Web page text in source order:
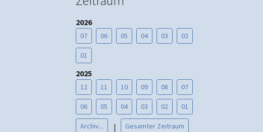
2026
07 06 05 04 03 02
01
2025
12 11 10 09 08 07
06 05 04 03 02 01
Archiv... | Gesamter Zeitraum